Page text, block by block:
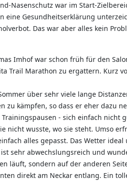
Nasenschutz war im Start-
Gesundheitserklärung
Das war aber alles kein
Imhof war schon früh für den
Trail Marathon zu ergattern. Kurz
über sehr viele lange
kämpfen, so dass er eher dazu
- sich einfach nicht
nicht wusste, wo sie steht. Umso
alles gepasst. Das Wetter
sehr abwechslungsreich und
läuft, sondern auf der anderen
direkt am Neckar entlang. Ein